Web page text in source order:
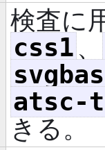
検査に
css1、
atsc-
きる。